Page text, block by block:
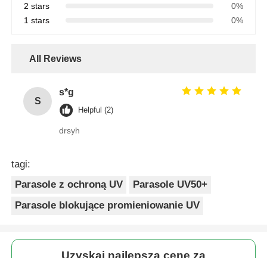
2 stars
0%
1 stars
0%
All Reviews
S
s*g
Helpful (2)
drsyh
tagi:
Parasole z ochroną UV
Parasole UV50+
Parasole blokujące promieniowanie UV